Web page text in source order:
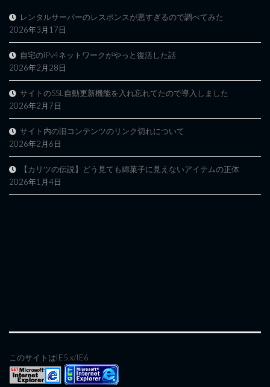
レンタルサーバーのレスポンスが悪すぎるので調べてみた
2026年3月17日
自宅のIPv4ネットワークがやっと復活した話
2026年2月28日
サイトのSSL自動更新機能を入れ忘れてたので導入しました
2026年2月7日
サイト内の旧コンテンツのリンク切れについて
2026年2月6日
【カリツの伝説】どう見ても綿菓子に見えないアイテムの正体
2026年1月4日
このサイトはIE5.x/IE6